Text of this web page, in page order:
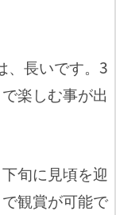
、長いです。3
楽しむ事が出
旬に見頃を迎
観賞が可能で